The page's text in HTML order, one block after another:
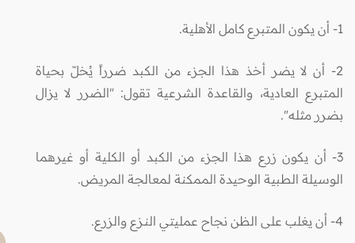
1- أن يكون المتبرع كامل الأهلية.
2- أن لا يضر أخذ هذا الجزء من الكبد ضرراً يُخلّ بحياة
المتبرع العادية، والقاعدة الشرعية تقول: "الضرر لا يزال
بضرر مثله".
3- أن يكون زرع هذا الجزء من الكبد أو الكلية أو غيرهما
الوسيلة الطبية الوحيدة الممكنة لمعالجة المريض.
4- أن يغلب على الظن نجاح عمليتي النـزع والزرع.